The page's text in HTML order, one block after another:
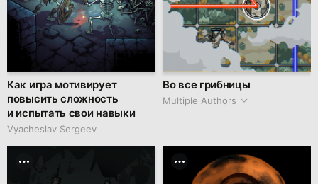
Как игра мотивирует
повысить сложность
и испытать свои навыки
Vyacheslav Sergeev
Во все грибницы
Multiple Authors